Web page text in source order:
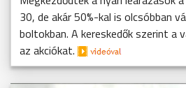
30, de akár 50%-kal is olcsóbban
boltokban. A kereskedők szerint a
az akciókat.